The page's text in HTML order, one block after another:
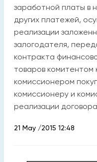
заработной платы в
других платежей,
реализации
залогодателя,
контракта
товаров комитентом
комиссионером
комиссионеру и
реализации
21 May /2015 12:48